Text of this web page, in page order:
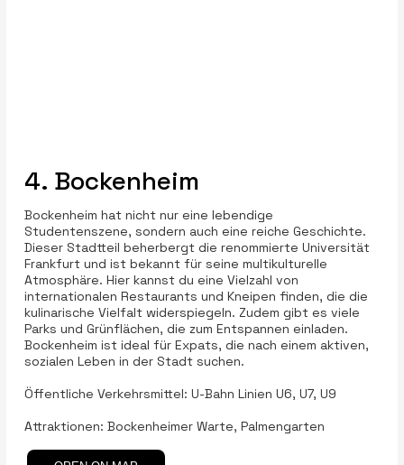
4. Bockenheim
Bockenheim hat nicht nur eine lebendige
Studentenszene, sondern auch eine reiche Geschichte.
Dieser Stadtteil beherbergt die renommierte Universität
Frankfurt und ist bekannt für seine multikulturelle
Atmosphäre. Hier kannst du eine Vielzahl von
internationalen Restaurants und Kneipen finden, die die
kulinarische Vielfalt widerspiegeln. Zudem gibt es viele
Parks und Grünflächen, die zum Entspannen einladen.
Bockenheim ist ideal für Expats, die nach einem aktiven,
sozialen Leben in der Stadt suchen.
Öffentliche Verkehrsmittel: U-Bahn Linien U6, U7, U9
Attraktionen: Bockenheimer Warte, Palmengarten